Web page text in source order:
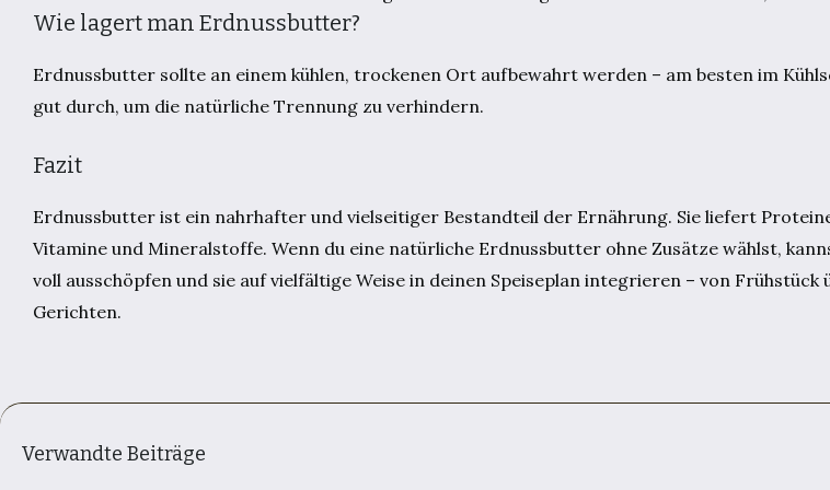
Wie lagert man Erdnussbutter?
Erdnussbutter sollte an einem kühlen, trockenen Ort aufbewahrt werden – am besten im
gut durch, um die natürliche Trennung zu verhindern.
Fazit
Erdnussbutter ist ein nahrhafter und vielseitiger Bestandteil der Ernährung. Sie liefert
Vitamine und Mineralstoffe. Wenn du eine natürliche Erdnussbutter ohne Zusätze wählst,
voll ausschöpfen und sie auf vielfältige Weise in deinen Speiseplan integrieren – von
Gerichten.
Verwandte Beiträge